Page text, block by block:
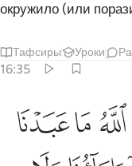
окружило (или
Тафсиры Уроки
16:35
من شيء نحن ولا
مِن دُونِهِۦ مِن ﱆ ﱇﱈ